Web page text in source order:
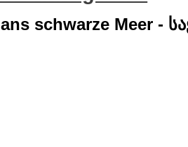
schwarze Meer -